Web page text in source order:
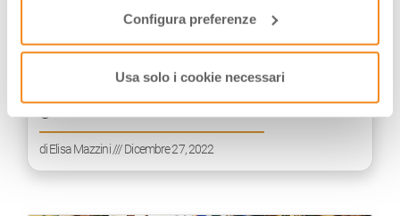
Configura preferenze
Usa solo i cookie necessari
Gita fuori porta da Bologna: una
giornata tra abbazie e castelli
diElisa Mazzini/// Dicembre 27, 2022